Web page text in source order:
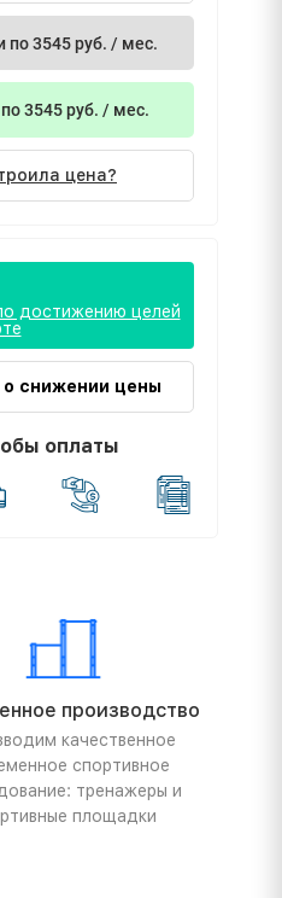
по 3545 руб. / мес.
3545 руб. / мес.
цена?
достижению целей
снижении цены
оплаты
производство
качественное
спортивное
тренажеры и
площадки